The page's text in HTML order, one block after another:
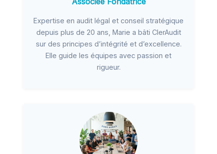
Expertise en audit légal et conseil stratégique
depuis plus de 20 ans, Marie a bâti ClerAudit
sur des principes d’intégrité et d’excellence.
Elle guide les équipes avec passion et
rigueur.